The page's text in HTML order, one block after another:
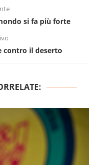
si fa più forte
contro il deserto